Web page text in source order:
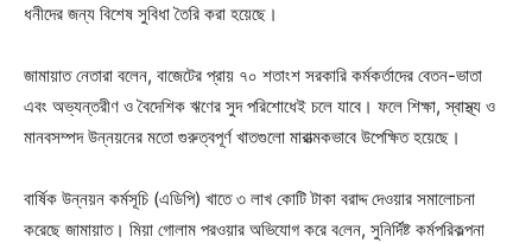
ধনীদের জন্য বিশেষ সুবিধা তৈরি করা হয়েছে।
জামায়াত নেতারা বলেন, বাজেটের প্রায় ৭০ শতাংশ সরকারি কর্মকর্তাদের বেতন-ভাতা
এবং অভ্যন্তরীণ ও বৈদেশিক ঋণের সুদ পরিশোধেই চলে যাবে। ফলে শিক্ষা, স্বাস্থ্য ও
মানবসম্পদ উন্নয়নের মতো গুরুত্বপূর্ণ খাতগুলো মারাত্মকভাবে উপেক্ষিত হয়েছে।
বার্ষিক উন্নয়ন কর্মসূচি (এডিপি) খাতে ৩ লাখ কোটি টাকা বরাদ্দ দেওয়ার সমালোচনা
করেছে জামায়াত। মিয়া গোলাম পরওয়ার অভিযোগ করে ব‌লেন, সুনির্দিষ্ট কর্মপরিকল্পনা